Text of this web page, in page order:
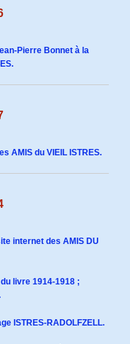
Pierre Bonnet à la
AMIS du VIEIL ISTRES.
internet des AMIS DU
livre 1914-1918 ;
ISTRES-RADOLFZELL.